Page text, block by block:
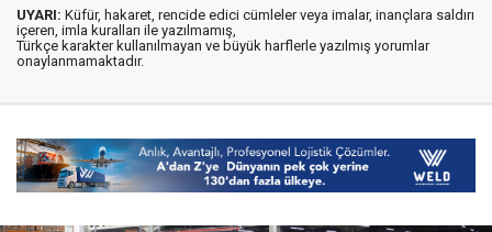
UYARI: Küfür, hakaret, rencide edici cümleler veya imalar, inançlara saldırı
içeren, imla kuralları ile yazılmamış,
Türkçe karakter kullanılmayan ve büyük harflerle yazılmış yorumlar
onaylanmamaktadır.